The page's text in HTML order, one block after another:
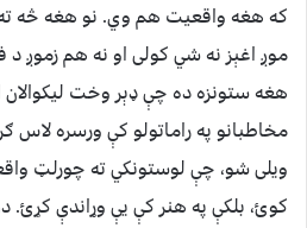
که هغه واقعیت هم وي. نو هغه څه
موږ اغېز نه شي کولی او نه هم زموږ
هغه ستونزه ده چې ډېر وخت لیکوالان
مخاطبانو په راماتولو کې ورسره لاس
ویلی شو، چې لوستونکي ته چورلټ
کوئ، بلکې په هنر کې یې وړاندې